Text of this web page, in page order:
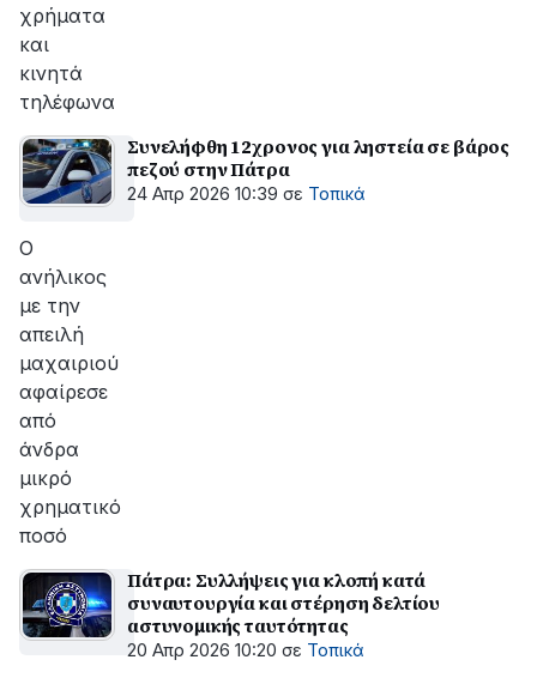
χρήματα
και
κινητά
τηλέφωνα
Συνελήφθη 12χρονος για ληστεία σε βάρος
πεζού στην Πάτρα
24 Απρ 2026 10:39 σε Τοπικά
Ο
ανήλικος
με την
απειλή
μαχαιριού
αφαίρεσε
από
άνδρα
μικρό
χρηματικό
ποσό
Πάτρα: Συλλήψεις για κλοπή κατά
συναυτουργία και στέρηση δελτίου
αστυνομικής ταυτότητας
20 Απρ 2026 10:20 σε Τοπικά